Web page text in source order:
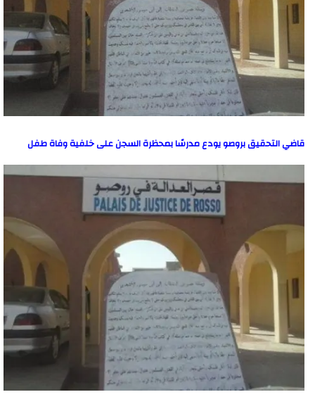
قاضي التحقيق بروصو يودع مدرسًا بمحظرة السجن على خلفية وفاة طفل